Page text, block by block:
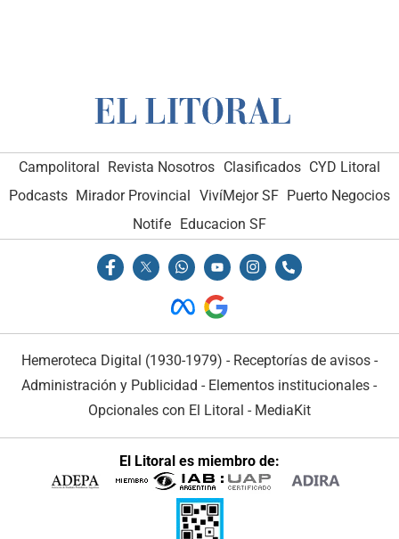
Campolitoral Revista Nosotros Clasificados CYD Litoral
Podcasts Mirador Provincial VivíMejor SF Puerto Negocios
Notife Educacion SF
Hemeroteca Digital (1930-1979) - Receptorías de avisos -
Administración y Publicidad - Elementos institucionales -
Opcionales con El Litoral - MediaKit
El Litoral es miembro de: